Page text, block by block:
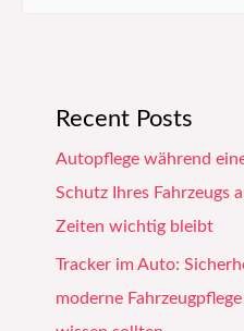
Recent Posts
Autopflege während
Schutz Ihres Fahrzeugs
Zeiten wichtig bleibt
Tracker im Auto:
moderne